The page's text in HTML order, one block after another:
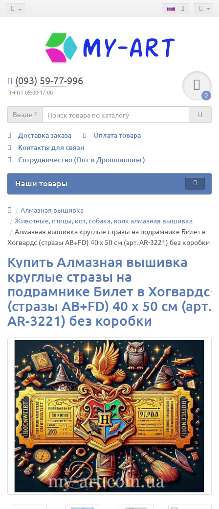
(093) 59-77-996
ПН-ПТ 09:00-17:00 0
Везде
Доставка заказа
Оплата товара
Контакты для связи
Сотрудничество (Опт и Дропшиппинг)
Наши товары
Алмазная вышивка
Животные, птицы, кот, собака, волк алмазная вышивка
Алмазная вышивка круглые стразы на подрамнике Билет в
Хогвардс (стразы AB+FD) 40 х 50 см (арт. AR-3221) без коробки
Купить Алмазная вышивка
круглые стразы на
подрамнике Билет в Хогвардс
(стразы AB+FD) 40 х 50 см (арт.
AR-3221) без коробки